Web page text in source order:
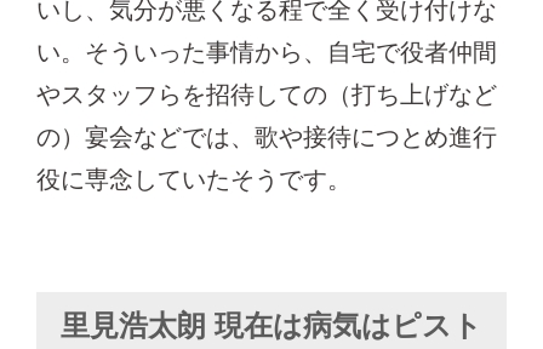
いし、気分が悪くなる程で全く受け付けな
い。そういった事情から、自宅で役者仲間
やスタッフらを招待しての（打ち上げなど
の）宴会などでは、歌や接待につとめ進行
役に専念していたそうです。
里見浩太朗 現在は病気はピスト